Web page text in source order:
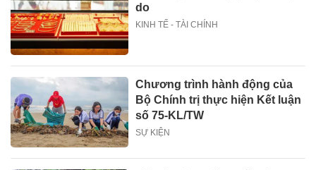
do
KINH TẾ - TÀI CHÍNH
Chương trình hành động của
Bộ Chính trị thực hiện Kết luận
số 75-KL/TW
SỰ KIỆN